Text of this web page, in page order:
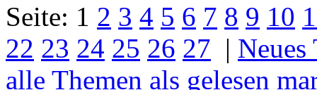
Seite: 1 2 3 4 5 6 7 8 9 10
22 23 24 25 26 27 | Neues
alle Themen als gelesen